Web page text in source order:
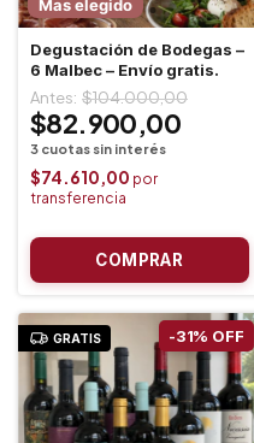
Mas elegido
Degustación de Bodegas –
6 Malbec – Envío gratis.
$82.900,00
$104.000,00
$74.610,00
GRATIS -31% OFF